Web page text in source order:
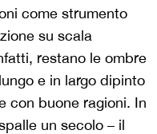
come strumento
su scala
restano le ombre
e in largo dipinto
con buone ragioni. In
un secolo – il